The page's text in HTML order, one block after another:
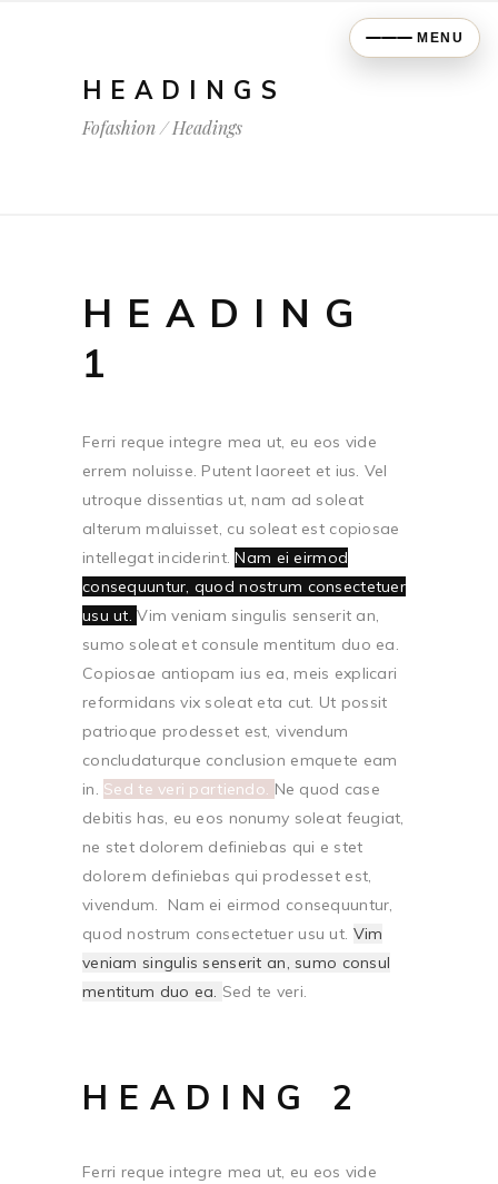
HEADINGS
Fofashion/Headings
HEADING
1
Ferri reque integre mea ut, eu eos vide
errem noluisse. Putent laoreet et ius. Vel
utroque dissentias ut, nam ad soleat
alterum maluisset, cu soleat est copiosae
intellegat inciderint.Nam ei eirmod
consequuntur, quod nostrum consectetuer
usu ut.Vim veniam singulis senserit an,
sumo soleat et consule mentitum duo ea.
Copiosae antiopam ius ea, meis explicari
reformidans vix soleat eta cut. Ut possit
patrioque prodesset est, vivendum
concludaturque conclusion emquete eam
in. Sed te veri partiendo. Ne quod case
debitis has, eu eos nonumy soleat feugiat,
ne stet dolorem definiebas qui e stet
dolorem definiebas qui prodesset est,
vivendum. Nam ei eirmod consequuntur,
quod nostrum consectetuer usu ut. Vim
veniam singulis senserit an, sumo consul
mentitum duo ea. Sed te veri.
HEADING 2
Ferri reque integre mea ut, eu eos vide
MENU